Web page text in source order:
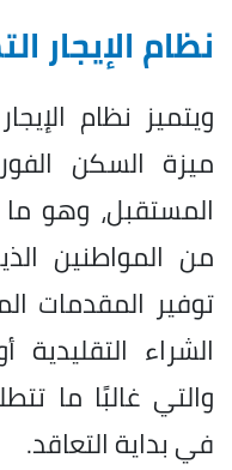
نظام الإيجار
ويتميز نظام
ميزة السكن
المستقبل، وهو ما
من المواطنين
توفير المقدمات
الشراء التقليدية
والتي غالبًا ما
في بداية التعاقد.